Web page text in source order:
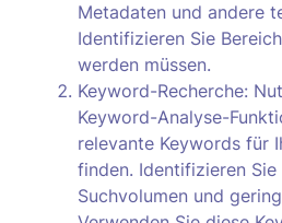
Metadaten und andere
Identifizieren Sie
werden müssen.
Keyword-Recherche:
Keyword-Analyse-
relevante Keywords für
finden. Identifizieren
Suchvolumen und